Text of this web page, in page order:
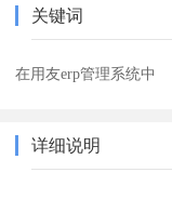
关键词
在用友erp管理系统中
详细说明